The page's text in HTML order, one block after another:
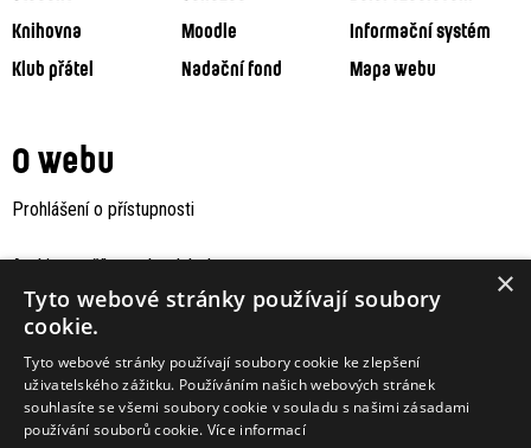
Knihovna
Moodle
Informační systém
Klub přátel
Nadační fond Mapa webu
O webu
Prohlášení o přístupnosti
Archiv staršího webu Jaboku ×
Tyto webové stránky používají soubory
cookie.
Tyto webové stránky používají soubory cookie ke zlepšení
uživatelského zážitku. Používáním našich webových stránek
souhlasíte se všemi soubory cookie v souladu s našimi zásadami
používání souborů cookie. Více informací